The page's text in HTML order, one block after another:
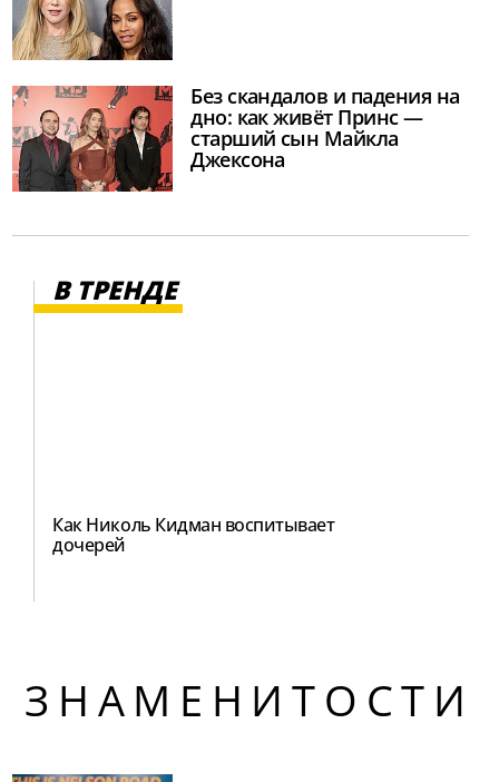
Без скандалов и падения на
дно: как живёт Принс —
старший сын Майкла
Джексона
В ТРЕНДЕ
Как Николь Кидман воспитывает
дочерей
ЗНАМЕНИТОСТИ